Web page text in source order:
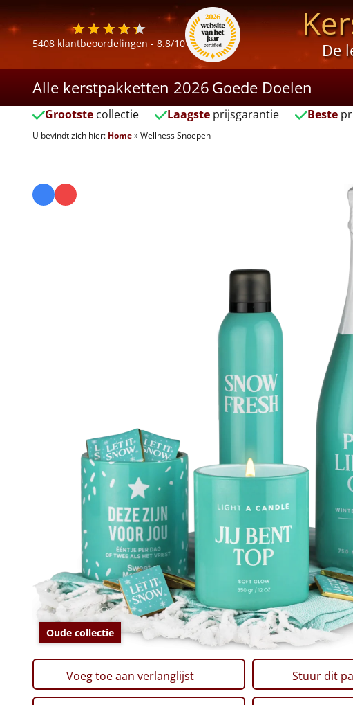
5408 klantbeoordelingen - 8.8/10
De
Alle kerstpakketten 2026 Goede Doelen
Grootste collectie Laagsteprijsgarantie Beste
U bevindt zich hier: Home»Wellness Snoepen
Oude collectie
Voeg toe aan verlanglijst Stuur dit